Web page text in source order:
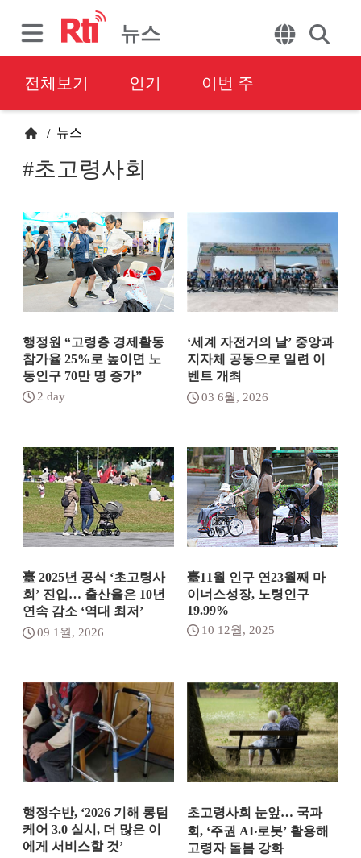
뉴스
전체보기 인기 이번 주
/ 뉴스
#초고령사회
행정원 “고령층 경제활동
참가율 25%로 높이면 노
동인구 70만 명 증가”
2 day
‘세계 자전거의 날’ 중앙과
지자체 공동으로 일련 이
벤트 개최
03 6월, 2026
臺 2025년 공식 ‘초고령사
회’ 진입… 출산율은 10년
연속 감소 ‘역대 최저’
09 1월, 2026
臺11월 인구 연23월째 마
이너스성장, 노령인구
19.99%
10 12월, 2025
행정수반, ‘2026 기해 롱텀
케어 3.0 실시, 더 많은 이
에게 서비스할 것’
초고령사회 눈앞… 국과
회, ‘주권 AI‧로봇’ 활용해
고령자 돌봄 강화